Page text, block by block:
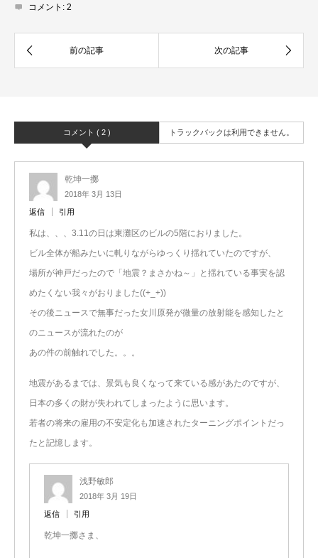
コメント: 2
コメント ( 2 ) トラックバックは利用できません。
乾坤一擲
2018年 3月 13日
返信 引用
私は、、、3.11の日は東灘区のビルの5階におりました。
ビル全体が船みたいに軋りながらゆっくり揺れていたのですが、
場所が神戸だったので「地震？まさかね～」と揺れている事実を認
めたくない我々がおりました((+_+))
その後ニュースで無事だった女川原発が微量の放射能を感知したと
のニュースが流れたのが
あの件の前触れでした。。。
地震があるまでは、景気も良くなって来ている感があたのですが、
日本の多くの財が失われてしまったように思います。
若者の将来の雇用の不安定化も加速されたターニングポイントだっ
たと記憶します。
浅野敏郎
2018年 3月 19日
返信 引用
乾坤一擲さま、